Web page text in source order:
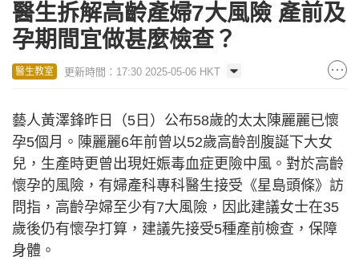
醫生拆解高齡產婦7大風險 產前及
孕期間宜做甚麼檢查？
醫生教室 更新時間：17:30 2025-05-06 HKT
藝人黃澤鋒昨日（5日）公布58歲的太太陳麗麗已懷
孕5個月。陳麗麗6年前曾以52歲高齡剖腹誕下大女
兒，生產時更曾出現妊娠毒血症更險中風。對於高齡
懷孕的風險，有婦產科專科醫生接受《星島頭條》訪
問指，高齡孕婦至少有7大風險，因此建議女士在35
歲後仍有懷孕打算，建議先接受5種產前檢查，保障
身體。